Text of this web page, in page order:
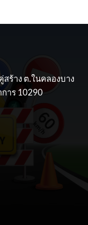
ร้าง ต.ในคลองบาง
าร 10290